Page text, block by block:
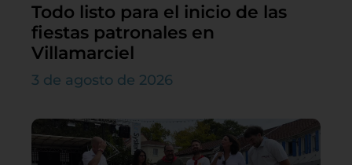
Todo listo para el inicio de las
fiestas patronales en
Villamarciel
3 de agosto de 2026